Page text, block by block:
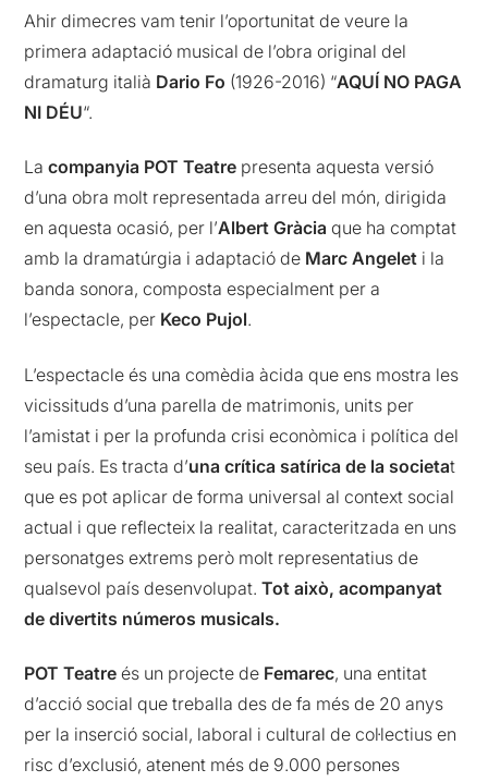
Ahir dimecres vam tenir l’oportunitat de veure la
primera adaptació musical de l’obra original del
dramaturg italià Dario Fo (1926-2016) “AQUÍ NO PAGA
NI DÉU“.
Lacompanyia POT Teatre presenta aquesta versió
d’una obra molt representada arreu del món, dirigida
en aquesta ocasió, per l’Albert Gràcia que ha comptat
amb la dramatúrgia i adaptació de Marc Angelet i la
banda sonora, composta especialment per a
l’espectacle, per Keco Pujol.
L’espectacle és una comèdia àcida que ens mostra les
vicissituds d’una parella de matrimonis, units per
l’amistat i per la profunda crisi econòmica i política del
seu país. Es tracta d’una crítica satírica de la societat
que es pot aplicar de forma universal al context social
actual i que reflecteix la realitat, caracteritzada en uns
personatges extrems però molt representatius de
qualsevol país desenvolupat.Tot això, acompanyat
de divertits números musicals.
POT Teatre és un projecte de Femarec, una entitat
d’acció social que treballa des de fa més de 20 anys
per la inserció social, laboral i cultural de col·lectius en
risc d’exclusió, atenent més de 9.000 persones